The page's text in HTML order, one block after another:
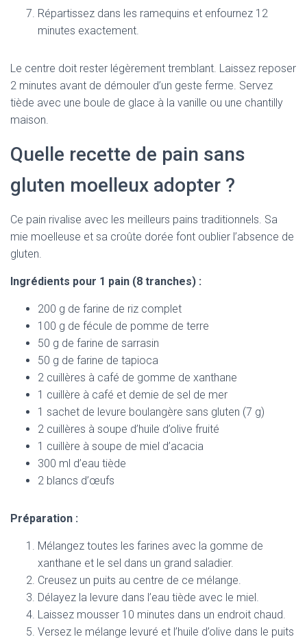
Répartissez dans les ramequins et enfournez 12
minutes exactement.
Le centre doit rester légèrement tremblant. Laissez reposer
2 minutes avant de démouler d’un geste ferme. Servez
tiède avec une boule de glace à la vanille ou une chantilly
maison.
Quelle recette de pain sans
gluten moelleux adopter ?
Ce pain rivalise avec les meilleurs pains traditionnels. Sa
mie moelleuse et sa croûte dorée font oublier l’absence de
gluten.
Ingrédients pour 1 pain (8 tranches) :
200 g de farine de riz complet
100 g de fécule de pomme de terre
50 g de farine de sarrasin
50 g de farine de tapioca
2 cuillères à café de gomme de xanthane
1 cuillère à café et demie de sel de mer
1 sachet de levure boulangère sans gluten (7 g)
2 cuillères à soupe d’huile d’olive fruité
1 cuillère à soupe de miel d’acacia
300 ml d’eau tiède
2 blancs d’œufs
Préparation :
Mélangez toutes les farines avec la gomme de
xanthane et le sel dans un grand saladier.
Creusez un puits au centre de ce mélange.
Délayez la levure dans l’eau tiède avec le miel.
Laissez mousser 10 minutes dans un endroit chaud.
Versez le mélange levuré et l’huile d’olive dans le puits